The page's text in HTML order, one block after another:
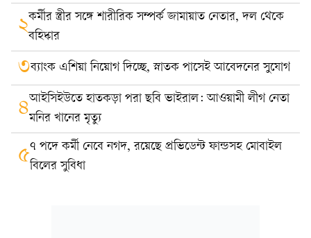
২কর্মীর স্ত্রীর সঙ্গে শারীরিক সম্পর্ক জামায়াত নেতার, দল থেকে
বহিষ্কার
৩ব্যাংক এশিয়া নিয়োগ দিচ্ছে, স্নাতক পাসেই আবেদনের সুযোগ
৪আইসিইউতে হাতকড়া পরা ছবি ভাইরাল: আওয়ামী লীগ নেতা
মনির খানের মৃত্যু
৫৭ পদে কর্মী নেবে নগদ, রয়েছে প্রভিডেন্ট ফান্ডসহ মোবাইল
বিলের সুবিধা